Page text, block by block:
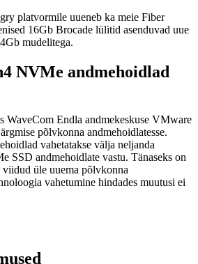
platvormile uueneb ka meie Fiber
16Gb Brocade lülitid asenduvad uue
mudelitega.
NVMe andmehoidlad
WaveCom Endla andmekeskuse VMware
põlvkonna andmehoidlatesse.
vahetatakse välja neljanda
SSD andmehoidlate vastu. Tänaseks on
üle uuema põlvkonna
vahetumine hindades muutusi ei